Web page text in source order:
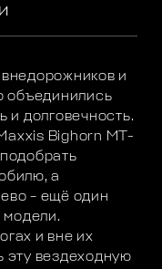
и
объединились
и долговечность.
Bighorn MT-
а
– ещё один
модели.
и вне их
эту вездеходную